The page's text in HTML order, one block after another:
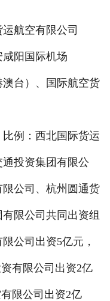
航空有限公司
阳国际机场
台）、国际航空货
例：西北国际货运
投资集团有限公
公司、杭州圆通货
限公司共同出资组
公司出资5亿元，
有限公司出资2亿
限公司出资2亿